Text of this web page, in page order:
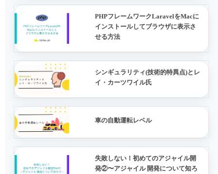
PHPフレームワークLaravelをMacに
インストールしてブラウザに表示さ
せる方法
シンギュラリティ(技術的特異点)とレ
イ・カーツワイル氏
車の自動運転レベル
失敗しない！初めてのアジャイル開
発②〜アジャイル 開発について知ろ